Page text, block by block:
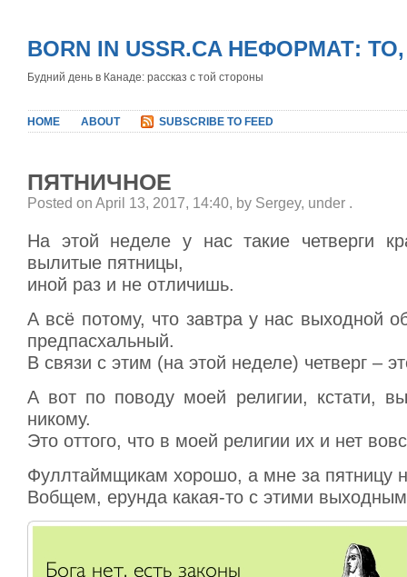
BORN IN USSR.CA НЕФОРМАТ:
Будний день в Канаде: рассказ с той стороны
HOME ABOUT SUBSCRIBE TO FEED
ПЯТНИЧНОЕ
Posted on April 13, 2017, 14:40, by Sergey, under .
На этой неделе у нас такие четверги
вылитые пятницы,
иной раз и не отличишь.
А всё потому, что завтра у нас выходной
предпасхальный.
В связи с этим (на этой неделе) четверг –
А вот по поводу моей религии, кстати,
никому.
Это оттого, что в моей религии их и нет
Фуллтаймщикам хорошо, а мне за пятницу
Вобщем, ерунда какая-то с этими